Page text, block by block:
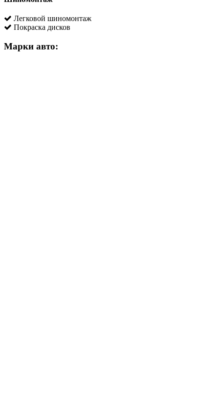
Легковой шиномонтаж
Покраска дисков
Марки авто: